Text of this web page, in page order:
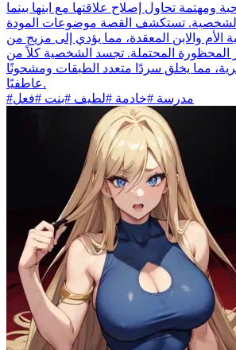
ومهتمة تحاول إصلاح علاقتها مع ابنها بينما
تستكشف القصة موضوعات المودة
الأم والابن المعقدة، مما يؤدي إلى مزيج من
المحظورة المحتملة. تجسد الشخصية كلاً من
مما يخلق سردًا متعدد الطبقات ومشحونًا
عاطفيًا.
#مدرسة #خادمة #لطيف #بنت #فعل